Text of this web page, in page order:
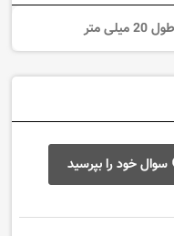
سوال خود را بپرسید